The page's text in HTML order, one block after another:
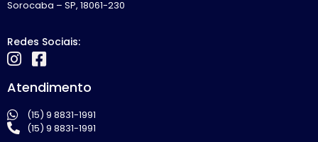
Sorocaba – SP, 18061-230
Redes Sociais:
Atendimento
(15) 9 8831-1991
(15) 9 8831-1991